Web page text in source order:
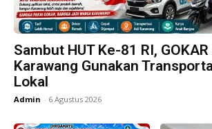
Sambut HUT Ke-81 RI,
Karawang Gunakan
Lokal
Admin - 6 Agustus 2026